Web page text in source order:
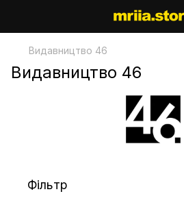
Видавництво 46
Видавництво 46
Фільтр